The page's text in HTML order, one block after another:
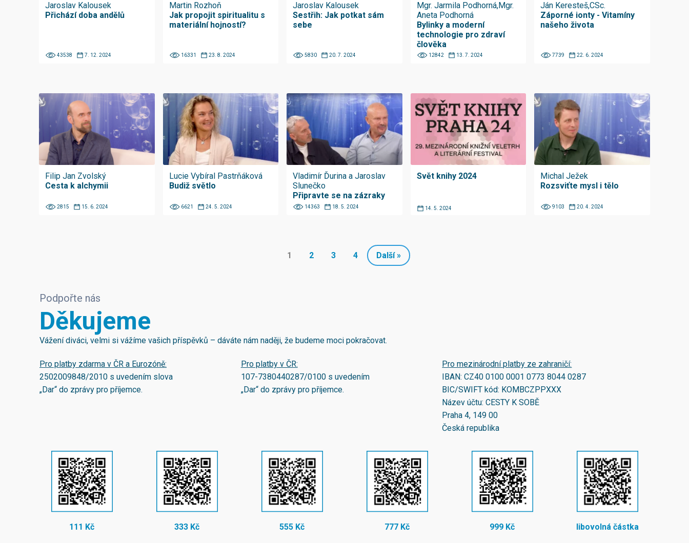
Jaroslav Kalousek
Přichází doba andělů
43538 7. 12. 2024
Martin Rozhoň
Jak propojit spiritualitu s
materiální hojností?
16331 23. 8. 2024
Jaroslav Kalousek
Sestřih: Jak potkat sám
sebe
5830 20. 7. 2024
Mgr. Jarmila Podhorná,Mgr.
Aneta Podhorná
Bylinky a moderní
technologie pro zdraví
člověka
12842 13. 7. 2024
Ján Keresteš,CSc.
Záporné ionty - Vitamíny
našeho života
7739 22. 6. 2024
Filip Jan Zvolský
Cesta k alchymii
2815 15. 6. 2024
Lucie Vybíral Pastrňáková
Budiž světlo
6621 24. 5. 2024
Vladimír Ďurina a Jaroslav
Slunečko
Připravte se na zázraky
14363 18. 5. 2024
Svět knihy 2024
14. 5. 2024
Michal Ježek
Rozsviťte mysl i tělo
9103 20. 4. 2024
1 2 3 4 Další »
Podpořte nás
Děkujeme
Vážení diváci, velmi si vážíme vašich příspěvků – dáváte nám naději, že budeme moci pokračovat.
Pro platby zdarma v ČR a Eurozóně:
2502009848/2010 s uvedením slova
„Dar“ do zprávy pro příjemce.
Pro platby v ČR:
107-7380440287/0100s uvedením
„Dar“ do zprávy pro příjemce.
Pro mezinárodní platby ze zahraničí:
IBAN:CZ40 0100 0001 0773 8044 0287
BIC/SWIFT kód: KOMBCZPPXXX
Název účtu: CESTY K SOBĚ
Praha 4, 149 00
Česká republika
111 Kč 333 Kč 555 Kč 777 Kč 999 Kč libovolná částka